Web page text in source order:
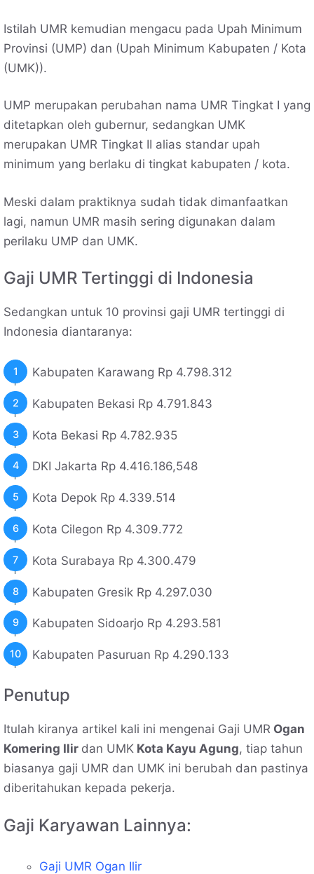
Istilah UMR kemudian mengacu pada Upah Minimum
Provinsi (UMP) dan (Upah Minimum Kabupaten / Kota
(UMK)).
UMP merupakan perubahan nama UMR Tingkat I yang
ditetapkan oleh gubernur, sedangkan UMK
merupakan UMR Tingkat II alias standar upah
minimum yang berlaku di tingkat kabupaten / kota.
Meski dalam praktiknya sudah tidak dimanfaatkan
lagi, namun UMR masih sering digunakan dalam
perilaku UMP dan UMK.
Gaji UMR Tertinggi di Indonesia
Sedangkan untuk 10 provinsi gaji UMR tertinggi di
Indonesia diantaranya:
Kabupaten Karawang Rp 4.798.312
Kabupaten Bekasi Rp 4.791.843
Kota Bekasi Rp 4.782.935
DKI Jakarta Rp 4.416.186,548
Kota Depok Rp 4.339.514
Kota Cilegon Rp 4.309.772
Kota Surabaya Rp 4.300.479
Kabupaten Gresik Rp 4.297.030
Kabupaten Sidoarjo Rp 4.293.581
Kabupaten Pasuruan Rp 4.290.133
Penutup
Itulah kiranya artikel kali ini mengenai Gaji UMR Ogan
Komering Ilir dan UMK Kota Kayu Agung, tiap tahun
biasanya gaji UMR dan UMK ini berubah dan pastinya
diberitahukan kepada pekerja.
Gaji Karyawan Lainnya:
Gaji UMR Ogan Ilir